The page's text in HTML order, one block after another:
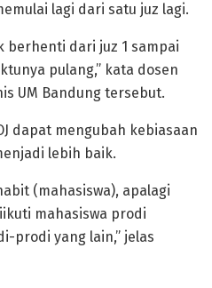
lagi dari satu juz lagi.
berhenti dari juz 1 sampai
pulang,” kata dosen
UM Bandung tersebut.
dapat mengubah kebiasaan
lebih baik.
(mahasiswa), apalagi
mahasiswa prodi
prodi yang lain,” jelas